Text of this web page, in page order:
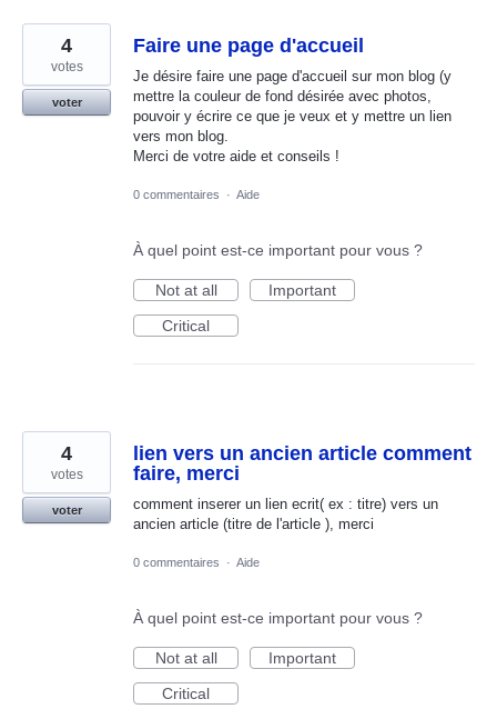
Faire une page d'accueil
Je désire faire une page d'accueil sur mon blog (y
mettre la couleur de fond désirée avec photos,
pouvoir y écrire ce que je veux et y mettre un lien
vers mon blog.
Merci de votre aide et conseils !
4
votes
voter
0 commentaires · Aide
À quel point est-ce important pour vous ?
Not at all
Important
Critical
lien vers un ancien article comment
faire, merci
comment inserer un lien ecrit( ex : titre) vers un
ancien article (titre de l'article ), merci
4
votes
voter
0 commentaires · Aide
À quel point est-ce important pour vous ?
Not at all
Important
Critical